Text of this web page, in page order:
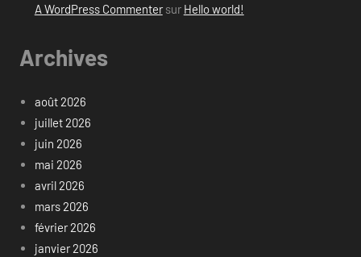
A WordPress Commentersur Hello world!
Archives
août 2026
juillet 2026
juin 2026
mai 2026
avril 2026
mars 2026
février 2026
janvier 2026